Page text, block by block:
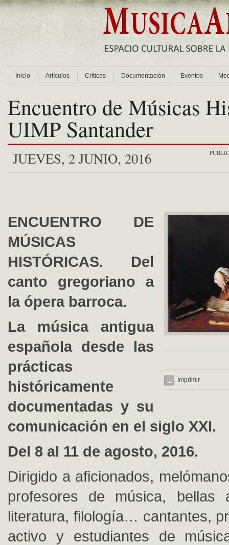
Inicio Artículos Críticas Documentación Eventos
Encuentro de Músicas
UIMP Santander
JUEVES, 2 JUNIO, 2016
Imprimir
ENCUENTRO DE
MÚSICAS
HISTÓRICAS. Del
canto gregoriano a
la ópera barroca.
La música antigua
española desde las
prácticas
históricamente
documentadas y su
comunicación en el siglo XXI.
Del 8 al 11 de agosto, 2016.
Dirigido a aficionados,
profesores de música, bellas
literatura, filología… cantantes,
activo y estudiantes de